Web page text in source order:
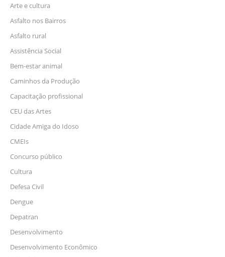
Arte e cultura
Asfalto nos Bairros
Asfalto rural
Assistência Social
Bem-estar animal
Caminhos da Produção
Capacitação profissional
CEU das Artes
Cidade Amiga do Idoso
CMEIs
Concurso público
Cultura
Defesa Civil
Dengue
Depatran
Desenvolvimento
Desenvolvimento Econômico